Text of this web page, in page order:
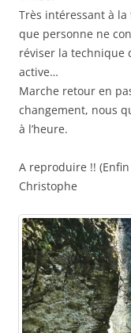
Très intéressant à
que personne ne
réviser la technique
active…
Marche retour en
changement, nous
à l’heure.
A reproduire !!
Christophe